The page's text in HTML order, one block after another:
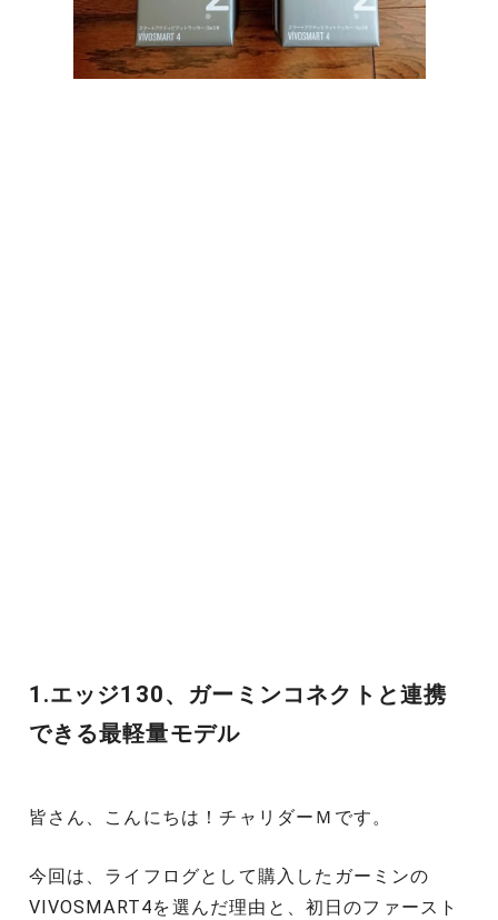
1.エッジ130、ガーミンコネクトと連携
できる最軽量モデル
皆さん、こんにちは！チャリダーＭです。
今回は、ライフログとして購入したガーミンの
VIVOSMART4を選んだ理由と、初日のファースト